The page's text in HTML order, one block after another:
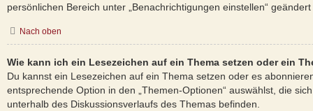
persönlichen Bereich unter „Benachrichtigungen einstellen“
Nach oben
Wie kann ich ein Lesezeichen auf ein Thema setzen oder ein
Du kannst ein Lesezeichen auf ein Thema setzen oder es
entsprechende Option in den „Themen-Optionen“ auswählst, die
unterhalb des Diskussionsverlaufs des Themas befinden.